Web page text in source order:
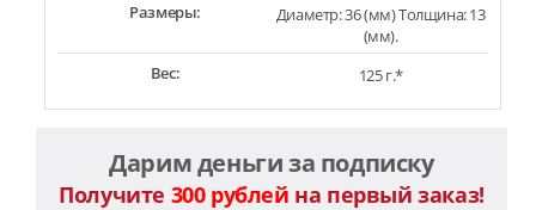
Размеры:
Диаметр: 36 (мм) Толщина: 13
(мм).
Вес:
125 г.*
Дарим деньги за подписку
Получите 300 рублей на первый заказ!